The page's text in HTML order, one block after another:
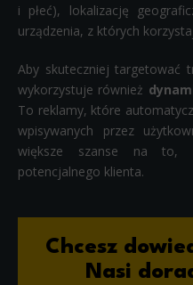
i płeć), lokalizację
urządzenia, z których
Aby skuteczniej targetować
wykorzystuje również
To reklamy, które
wpisywanych przez
większe szanse na to,
potencjalnego klienta.
Chcesz
Nasi